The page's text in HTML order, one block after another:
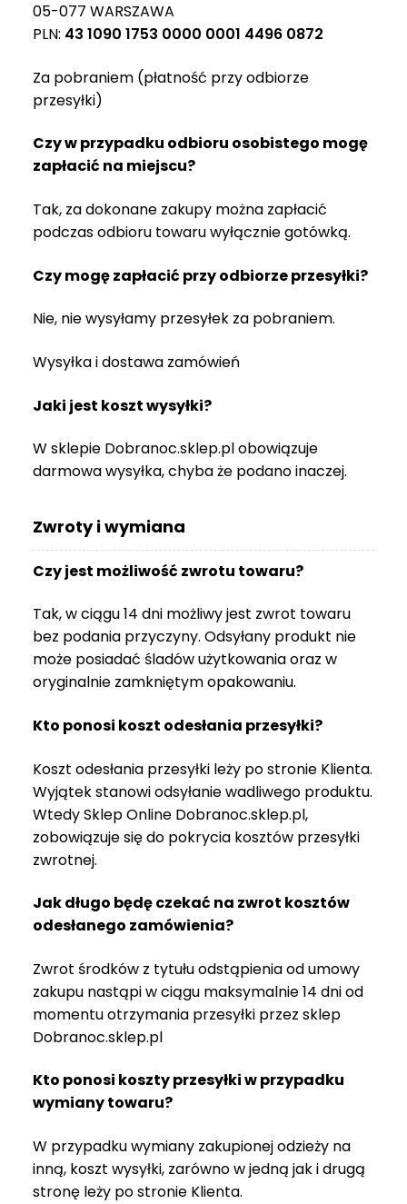
05-077 WARSZAWA
PLN: 43 1090 1753 0000 0001 4496 0872
Za pobraniem (płatność przy odbiorze
przesyłki)
Czy w przypadku odbioru osobistego mogę
zapłacić na miejscu?
Tak, za dokonane zakupy można zapłacić
podczas odbioru towaru wyłącznie gotówką.
Czy mogę zapłacić przy odbiorze przesyłki?
Nie, nie wysyłamy przesyłek za pobraniem.
Wysyłka i dostawa zamówień
Jaki jest koszt wysyłki?
W sklepie Dobranoc.sklep.pl obowiązuje
darmowa wysyłka, chyba że podano inaczej.
Zwroty i wymiana
Czy jest możliwość zwrotu towaru?
Tak, w ciągu 14 dni możliwy jest zwrot towaru
bez podania przyczyny. Odsyłany produkt nie
może posiadać śladów użytkowania oraz w
oryginalnie zamkniętym opakowaniu.
Kto ponosi koszt odesłania przesyłki?
Koszt odesłania przesyłki leży po stronie Klienta.
Wyjątek stanowi odsyłanie wadliwego produktu.
Wtedy Sklep Online Dobranoc.sklep.pl,
zobowiązuje się do pokrycia kosztów przesyłki
zwrotnej.
Jak długo będę czekać na zwrot kosztów
odesłanego zamówienia?
Zwrot środków z tytułu odstąpienia od umowy
zakupu nastąpi w ciągu maksymalnie 14 dni od
momentu otrzymania przesyłki przez sklep
Dobranoc.sklep.pl
Kto ponosi koszty przesyłki w przypadku
wymiany towaru?
W przypadku wymiany zakupionej odzieży na
inną, koszt wysyłki, zarówno w jedną jak i drugą
stronę leży po stronie Klienta.